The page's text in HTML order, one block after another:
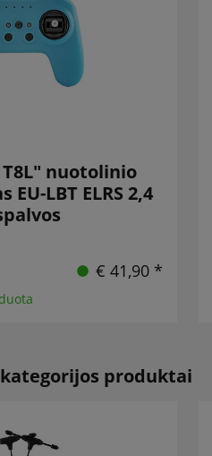
nuotolinio
LBT ELRS 2,4
€ 41,90 *
produktai